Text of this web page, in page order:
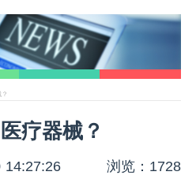
疗器械？
14:27:26 浏览：1728